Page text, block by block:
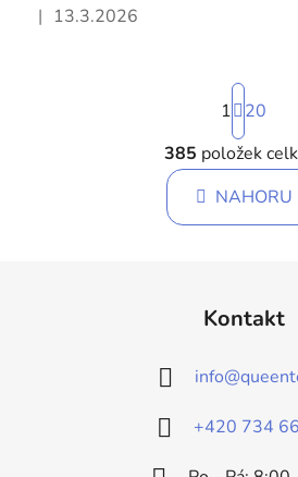
Hodnocení obchodu je 5 z 5
| 13.3.2026
O
v
l
á
c
í
r
k
S
t
r
á
n
k
1
20
385 položek
NAHORU
Kontakt
info@
+420 734